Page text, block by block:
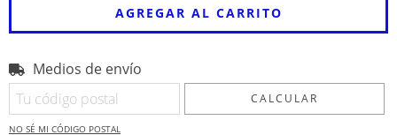
Entregas para el CP:
Medios de envío
CALCULAR
NO SÉ MI CÓDIGO POSTAL